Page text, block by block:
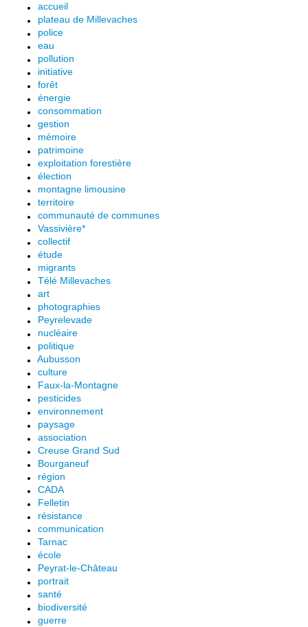
accueil
plateau de Millevaches
police
eau
pollution
initiative
forêt
énergie
consommation
gestion
mémoire
patrimoine
exploitation forestière
élection
montagne limousine
territoire
communauté de communes
Vassivière*
collectif
étude
migrants
Télé Millevaches
art
photographies
Peyrelevade
nucléaire
politique
Aubusson
culture
Faux-la-Montagne
pesticides
environnement
paysage
association
Creuse Grand Sud
Bourganeuf
région
CADA
Felletin
résistance
communication
Tarnac
école
Peyrat-le-Château
portrait
santé
biodiversité
guerre